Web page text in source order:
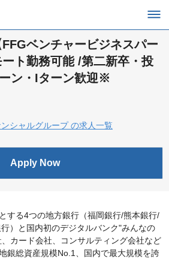
ベンチャービジネスパー
ト勤務可能 /第二新卒・投
ン・Iターン歓迎※
シャルグループ の求人一覧
Apply Now
する4つの地方銀行（福岡銀行/熊本銀行/
）と国内初のデジタルバンク"みんなの
カード会社、コンサルティング会社など
銀総資産規模No.1、国内で最大規模を誇